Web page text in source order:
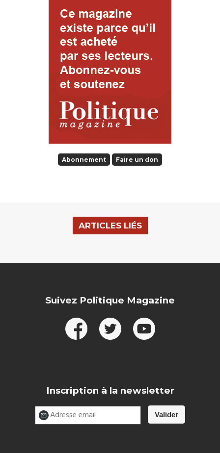
Abonnement Faire un don
ARTICLES LIÉS
Suivez Politique Magazine
Inscription à la newsletter